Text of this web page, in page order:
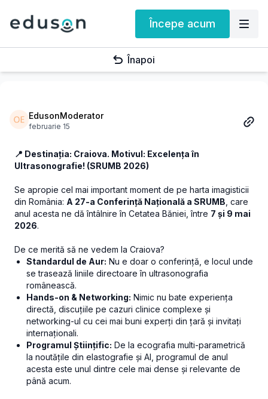
Începe acum
Înapoi
EdusonModerator
februarie 15
📍 Destinația: Craiova. Motivul: Excelența în
Ultrasonografie! (SRUMB 2026)
Se apropie cel mai important moment de pe harta imagisticii
din România: A 27-a Conferință Națională a SRUMB , care
anul acesta ne dă întâlnire în Cetatea Băniei, între 7 și 9 mai
2026.
De ce merită să ne vedem la Craiova?
Standardul de Aur: Nu e doar o conferință, e locul unde
se trasează liniile directoare în ultrasonografia
românească.
Hands-on & Networking: Nimic nu bate experiența
directă, discuțiile pe cazuri clinice complexe și
networking-ul cu cei mai buni experți din țară și invitați
internaționali.
Programul Științific: De la ecografia multi-parametrică
la noutățile din elastografie și AI, programul de anul
acesta este unul dintre cele mai dense și relevante de
până acum.